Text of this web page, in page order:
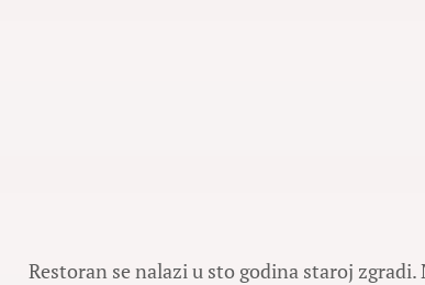
Restoran se nalazi u sto godina staroj